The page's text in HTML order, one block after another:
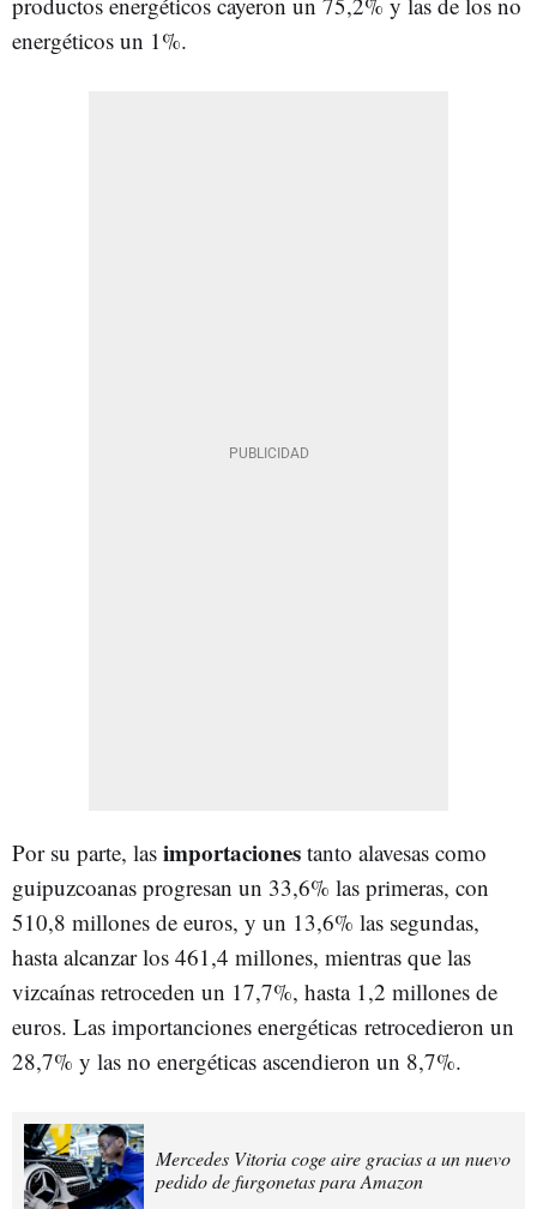
energéticos un 1%.
Por su parte, las importaciones tanto alavesas como
guipuzcoanas progresan un 33,6% las primeras, con
510,8 millones de euros, y un 13,6% las segundas,
hasta alcanzar los 461,4 millones, mientras que las
vizcaínas retroceden un 17,7%, hasta 1,2 millones de
euros. Las importanciones energéticas retrocedieron un
28,7% y las no energéticas ascendieron un 8,7%.
Mercedes Vitoria coge aire gracias a un nuevo
pedido de furgonetas para Amazon